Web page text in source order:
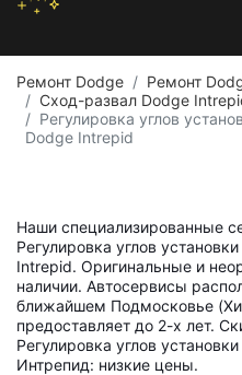
Ремонт Dodge
Ремонт
Сход-развал Dodge
Регулировка углов
Dodge Intrepid
Наши специализированные
Регулировка углов
Intrepid. Оригинальные и
наличии. Автосервисы
ближайшем Подмосковье
предоставляет до 2-х лет.
Регулировка углов
Интрепид: низкие цены.